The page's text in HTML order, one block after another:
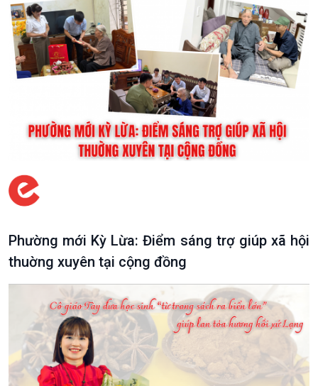
Văn hoá & Du lịch
Multimedia
Phường mới Kỳ Lừa: Điểm sáng trợ giúp xã hội
thuờng xuyên tại cộng đồng